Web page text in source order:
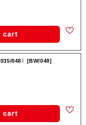
cart
048〉[BW/048]
cart